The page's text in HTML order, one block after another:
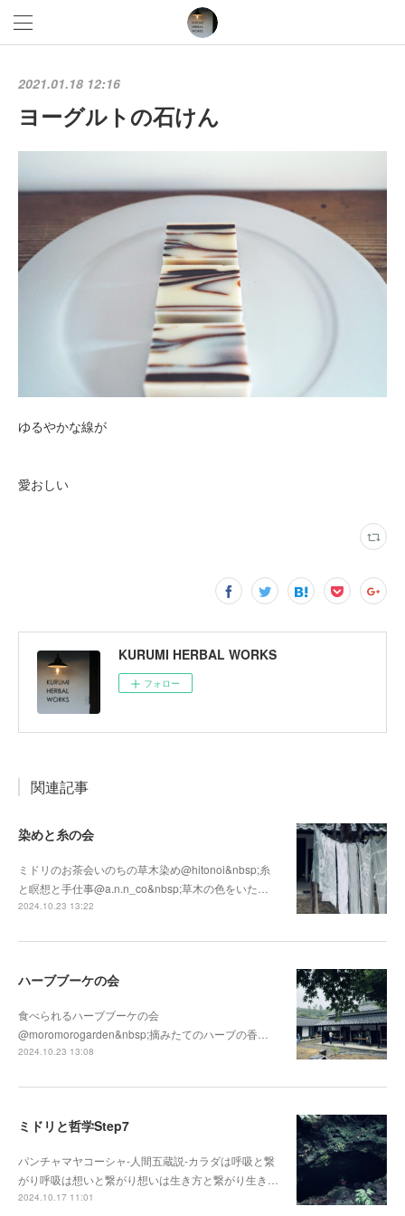
2021.01.18 12:16
ヨーグルトの石けん
ゆるやかな線が
愛おしい
KURUMI HERBAL WORKS
フォロー
関連記事
染めと糸の会
ミドリのお茶会いのちの草木染め@hitonoi&nbsp;糸
と瞑想と手仕事@a.n.n_co&nbsp;草木の色をいた…
2024.10.23 13:22
ハーブブーケの会
食べられるハーブブーケの会
@moromorogarden&nbsp;摘みたてのハーブの香…
2024.10.23 13:08
ミドリと哲学Step7
パンチャマヤコーシャ-人間五蔵説-カラダは呼吸と繋
がり呼吸は想いと繋がり想いは生き方と繋がり生き…
2024.10.17 11:01